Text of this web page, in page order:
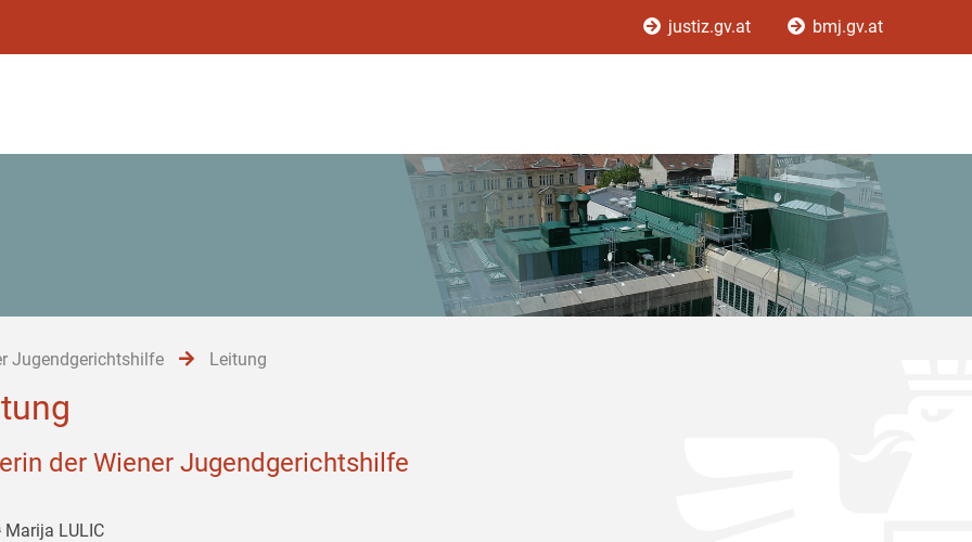
justiz.gv.at bmj.gv.at
Jugendgerichtshilfe Leitung
der Wiener Jugendgerichtshilfe
Marija LULIC